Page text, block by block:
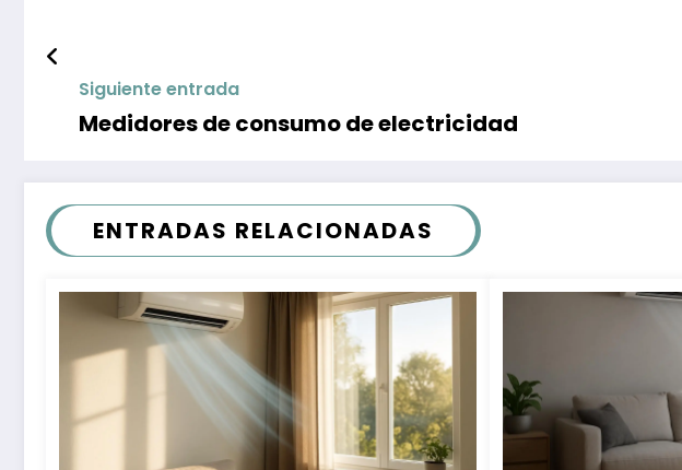
Siguiente entrada
Medidores de consumo de electricidad
ENTRADAS RELACIONADAS